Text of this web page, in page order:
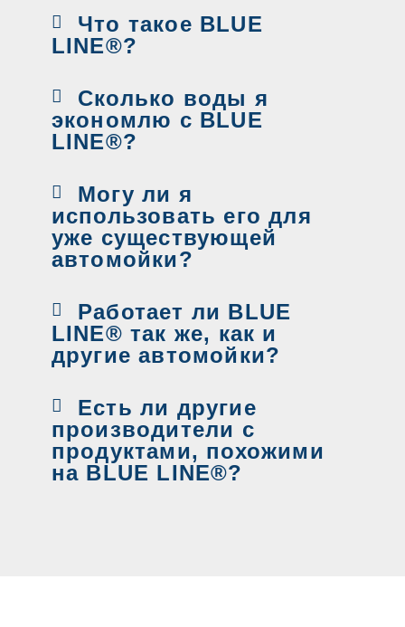
Что такое BLUE
LINE®?
Сколько воды я
экономлю с BLUE
LINE®?
Могу ли я
использовать его для
уже существующей
автомойки?
Работает ли BLUE
LINE® так же, как и
другие автомойки?
Есть ли другие
производители с
продуктами, похожими
на BLUE LINE®?